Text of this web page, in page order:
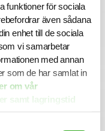
funktioner för sociala
även sådana
enhet till de sociala
vi samarbetar
med annan
som de har samlat in
om vår
samt lagringstid
välkommen att
löpande och
ansökningstiden
05-21.